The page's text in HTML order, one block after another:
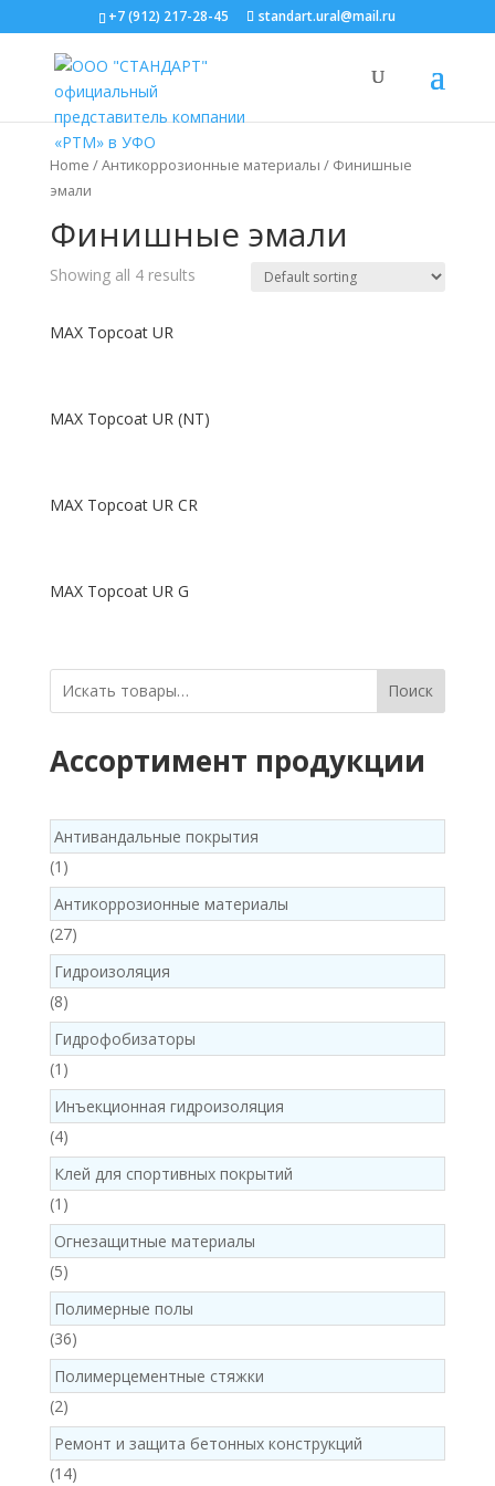
+7 (912) 217-28-45 standart.ural@mail.ru
Home /Антикоррозионные материалы / Финишные
эмали
Финишные эмали
Showing all 4 results
MAX Topcoat UR
MAX Topcoat UR (NT)
MAX Topcoat UR CR
MAX Topcoat UR G
Поиск
Ассортимент продукции
Антивандальные покрытия
1 1
product
Антикоррозионные материалы
2727
products
Гидроизоляция
88
products
Гидрофобизаторы
1 1
product
Инъекционная гидроизоляция
44
products
Клей для спортивных покрытий
1 1
product
Огнезащитные материалы
55
products
Полимерные полы
3636
products
Полимерцементные стяжки
22
products
Ремонт и защита бетонных конструкций
1414